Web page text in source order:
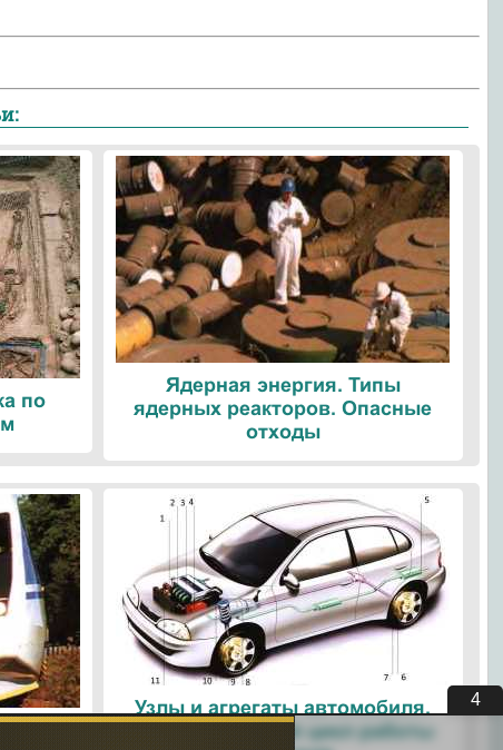
по
Ядерная энергия. Типы
ядерных реакторов. Опасные
отходы
Узлы и агрегаты автомобиля.
Четырехтактный цикл работы
3